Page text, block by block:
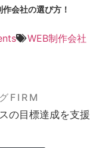
会社の選び方！
WEB制作会社
FIRM
の目標達成を支援